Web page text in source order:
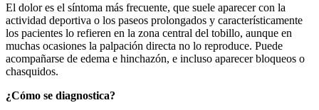
El dolor es el síntoma más frecuente, que suele aparecer con la
actividad deportiva o los paseos prolongados y característicamente
los pacientes lo refieren en la zona central del tobillo, aunque en
muchas ocasiones la palpación directa no lo reproduce. Puede
acompañarse de edema e hinchazón, e incluso aparecer bloqueos o
chasquidos.
¿Cómo se diagnostica?